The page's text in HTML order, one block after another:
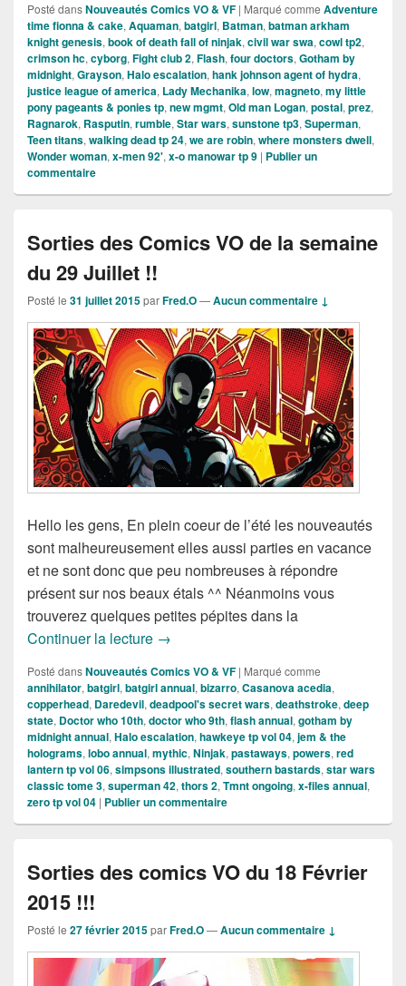
Posté dansNouveautés Comics VO & VF | Marqué comme Adventure
time fionna & cake, Aquaman, batgirl, Batman, batman arkham
knight genesis, book of death fall of ninjak, civil war swa, cowl tp2,
crimson hc, cyborg, Fight club 2, Flash, four doctors, Gotham by
midnight, Grayson, Halo escalation, hank johnson agent of hydra,
justice league of america, Lady Mechanika, low, magneto, my little
pony pageants & ponies tp, new mgmt, Old man Logan, postal, prez,
Ragnarok, Rasputin, rumble, Star wars, sunstone tp3, Superman,
Teen titans, walking dead tp 24, we are robin, where monsters dwell,
Wonder woman, x-men 92', x-o manowar tp 9 | Publier un
commentaire
Sorties des Comics VO de la semaine
du 29 Juillet !!
Posté le 31 juillet 2015parFred.O—Aucun commentaire ↓
Hello les gens, En plein coeur de l’été les nouveautés
sont malheureusement elles aussi parties en vacance
et ne sont donc que peu nombreuses à répondre
présent sur nos beaux étals ^^ Néanmoins vous
trouverez quelques petites pépites dans la
Continuer la lecture Sorties des Comics VO de la semaine
→
Posté dansNouveautés Comics VO & VF | Marqué comme
annihilator,batgirl,batgirl annual,bizarro,Casanova acedia,
copperhead, Daredevil,deadpool's secret wars,deathstroke,deep
state, Doctor who 10th,doctor who 9th,flash annual,gotham by
midnight annual,Halo escalation,hawkeye tp vol 04,jem & the
holograms,lobo annual,mythic,Ninjak,pastaways,powers,red
lantern tp vol 06,simpsons illustrated,southern bastards,star wars
classic tome 3,superman 42,thors 2,Tmnt ongoing,x-files annual,
zero tp vol 04 | Publier un commentaire
Sorties des comics VO du 18 Février
2015 !!!
Posté le 27 février 2015parFred.O—Aucun commentaire ↓